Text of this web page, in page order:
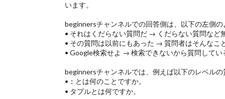
います。
beginnersチャンネルでの回答側は、以下の左側
• それはくだらない質問だ → くだらない質問など
• その質問は以前にもあった → 質問者はそんなこ
• Google検索せよ → 検索できないから質問してい
beginnersチャンネルでは、例えば以下のレベル
• : とは何のことですか。
• タプルとは何ですか。